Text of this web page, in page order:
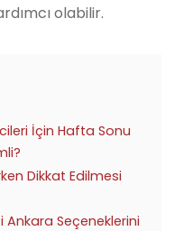
olabilir.
İçin Hafta Sonu
Dikkat Edilmesi
Ankara Seçeneklerini